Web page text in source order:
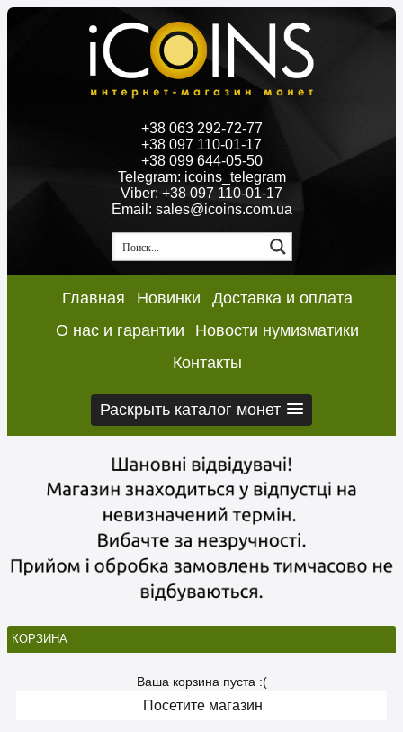
+38 063 292-72-77
+38 097 110-01-17
+38 099 644-05-50
Telegram: icoins_telegram
Viber: +38 097 110-01-17
Email: sales@icoins.com.ua
Главная Новинки
Доставка и оплата
О нас и гарантии
Новости нумизматики
Контакты
Раскрыть каталог монет
КОРЗИНА
Ваша корзина пуста :(
Посетите магазин